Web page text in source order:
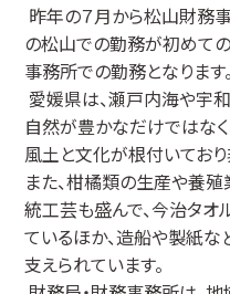
昨年の７月から松山財務
の松山での勤務が初めて
事務所での勤務となります。
愛媛県は、瀬戸内海や宇
自然が豊かなだけではな
風土と文化が根付いてお
また、柑橘類の生産や養
統工芸も盛んで、今治タ
ているほか、造船や製紙
支えられています。